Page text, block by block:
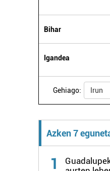
Bihar
Igandea
Gehiago: Irun
Azken 7
1